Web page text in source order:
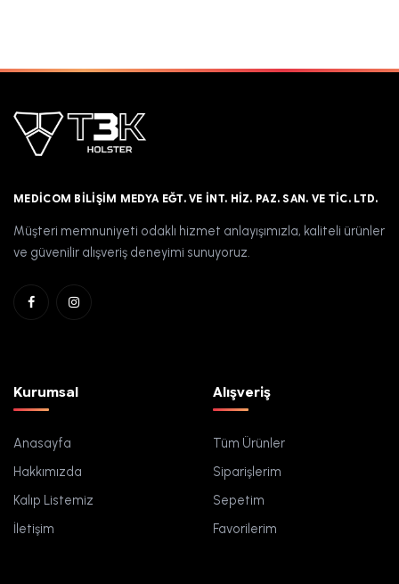
MEDICOM BILIŞIM MEDYA EĞT. VE İNT. HIZ. PAZ. SAN. VE TIC. LTD.
Müşteri memnuniyeti odaklı hizmet anlayışımızla, kaliteli ürünler
ve güvenilir alışveriş deneyimi sunuyoruz.
Kurumsal
Anasayfa
Hakkımızda
Kalıp Listemiz
İletişim
Alışveriş
Tüm Ürünler
Siparişlerim
Sepetim
Favorilerim